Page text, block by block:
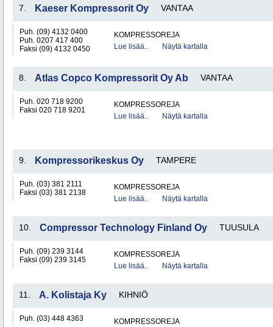
7. Kaeser Kompressorit Oy VANTAA
Puh. (09) 4132 0400
Puh. 0207 417 400
Faksi (09) 4132 0450
KOMPRESSOREJA
Lue lisää..
Näytä kartalla
8. Atlas Copco Kompressorit Oy Ab VANTAA
Puh. 020 718 9200
Faksi 020 718 9201
KOMPRESSOREJA
Lue lisää..
Näytä kartalla
9. Kompressorikeskus Oy TAMPERE
Puh. (03) 381 2111
Faksi (03) 381 2138
KOMPRESSOREJA
Lue lisää..
Näytä kartalla
10. Compressor Technology Finland Oy TUUSULA
Puh. (09) 239 3144
Faksi (09) 239 3145
KOMPRESSOREJA
Lue lisää..
Näytä kartalla
11. A. Kolistaja Ky KIHNIÖ
Puh. (03) 448 4363
KOMPRESSOREJA